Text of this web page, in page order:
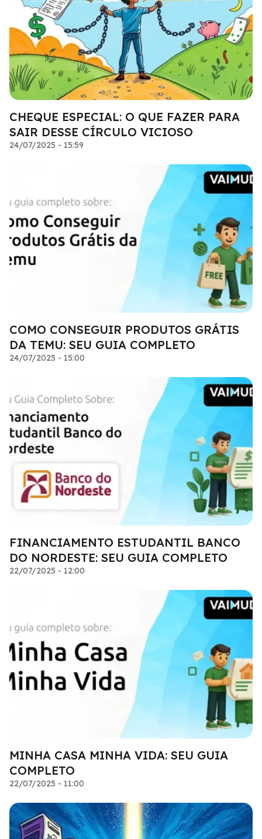
CHEQUE ESPECIAL: O QUE FAZER PARA
SAIR DESSE CÍRCULO VICIOSO
24/07/2025 - 15:59
COMO CONSEGUIR PRODUTOS GRÁTIS
DA TEMU: SEU GUIA COMPLETO
24/07/2025 - 15:00
FINANCIAMENTO ESTUDANTIL BANCO
DO NORDESTE: SEU GUIA COMPLETO
22/07/2025 - 12:00
MINHA CASA MINHA VIDA: SEU GUIA
COMPLETO
22/07/2025 - 11:00